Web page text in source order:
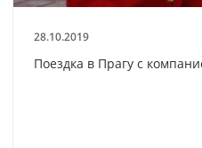
28.10.2019
Поездка в Прагу с